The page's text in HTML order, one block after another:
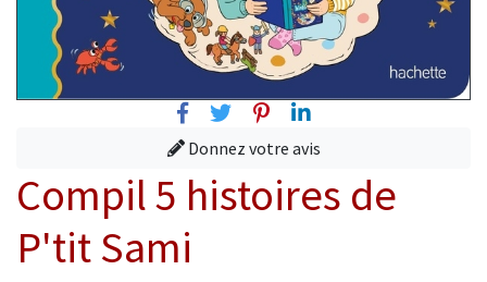
FacebookTwitterPinterest
Linkedin
Donnez votre avis
Compil 5 histoires de
P'tit Sami